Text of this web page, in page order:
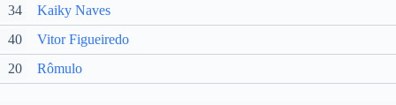
34
Kaiky Naves
40
Vitor Figueiredo
20
Rômulo